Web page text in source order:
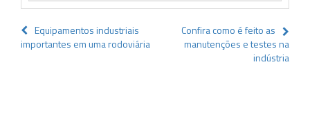
Navegação
de
Equipamentos industriais
importantes em uma rodoviária
Confira como é feito as
manutenções e testes na
indústria